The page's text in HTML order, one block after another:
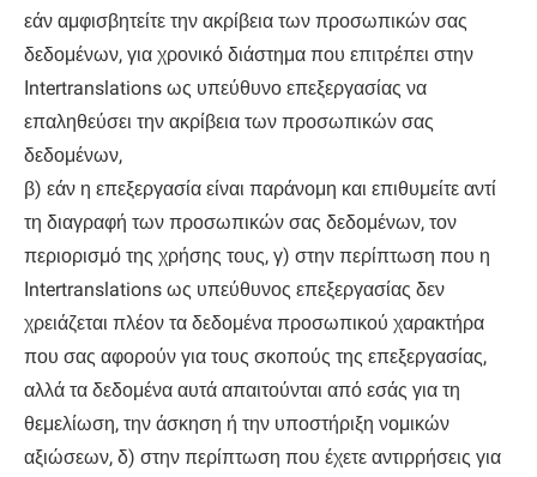
εάν αμφισβητείτε την ακρίβεια των προσωπικών σας
δεδομένων, για χρονικό διάστημα που επιτρέπει στην
Ιntertranslations ως υπεύθυνο επεξεργασίας να
επαληθεύσει την ακρίβεια των προσωπικών σας
δεδομένων,
β) εάν η επεξεργασία είναι παράνομη και επιθυμείτε αντί
τη διαγραφή των προσωπικών σας δεδομένων, τον
περιορισμό της χρήσης τους, γ) στην περίπτωση που η
Ιntertranslations ως υπεύθυνος επεξεργασίας δεν
χρειάζεται πλέον τα δεδομένα προσωπικού χαρακτήρα
που σας αφορούν για τους σκοπούς της επεξεργασίας,
αλλά τα δεδομένα αυτά απαιτούνται από εσάς για τη
θεμελίωση, την άσκηση ή την υποστήριξη νομικών
αξιώσεων, δ) στην περίπτωση που έχετε αντιρρήσεις για